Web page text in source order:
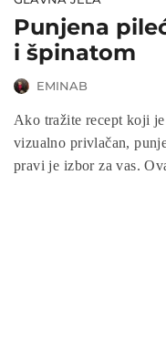
Punjena
i špinatom
EMINAB
Ako tražite recept koji
vizualno privlačan,
pravi je izbor za vas.